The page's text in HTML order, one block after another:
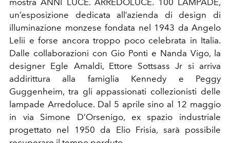
un’esposizione dedicata all’azienda di design di
illuminazione monzese fondata nel 1943 da Angelo
Lelii e forse ancora troppo poco celebrata in Italia.
Dalle collaborazioni con Gio Ponti e Nanda Vigo, la
designer Egle Amaldi, Ettore Sottsass Jr si arriva
addirittura alla famiglia Kennedy e Peggy
Guggenheim, tra gli appassionati collezionisti delle
lampade Arredoluce. Dal 5 aprile sino al 12 maggio
in via Simone D’Orsenigo, ex spazio industriale
progettato nel 1950 da Elio Frisia, sarà possibile